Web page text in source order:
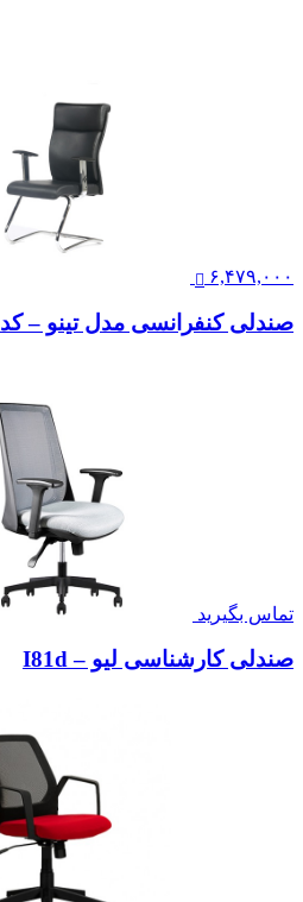
۶,۴۷۹,۰۰۰
صندلی کنفرانسی مدل تینو – کد C220
تماس بگیرید
صندلی کارشناسی لیو – I81d